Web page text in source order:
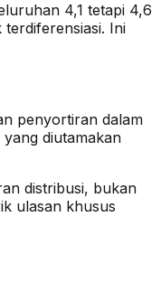
4,1 tetapi 4,6
Ini
penyortiran dalam
diutamakan
distribusi, bukan
ulasan khusus